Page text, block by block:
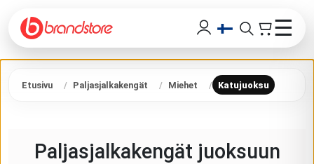
☰
Etusivu Paljasjalkakengät Miehet Katujuoksu
Paljasjalkakengät juoksuun